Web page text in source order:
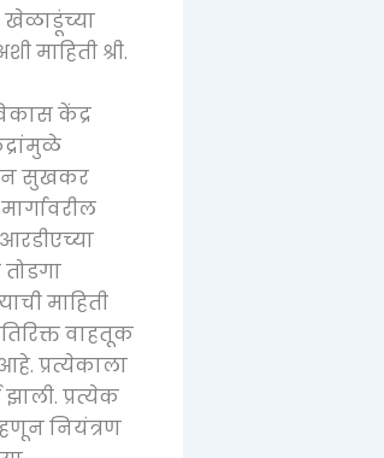
खेळाडूंच्या
श्री.
केंद्र
सुखकर
माहिती
वाहतूक
प्रत्येकाला
प्रत्येक
नियंत्रण